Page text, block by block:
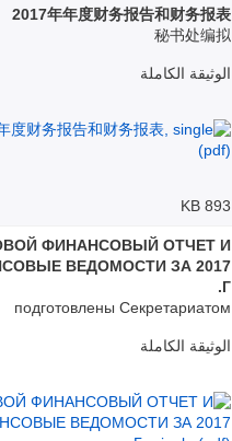
2017年年度财务报告和财务报表
秘书处编拟
الوثيقة الكاملة
893 KB
ФИНАНСОВЫЙ ОТЧЕТ И
ВЕДОМОСТИ ЗА 2017
Г.
подготовлены Секретариатом
الوثيقة الكاملة